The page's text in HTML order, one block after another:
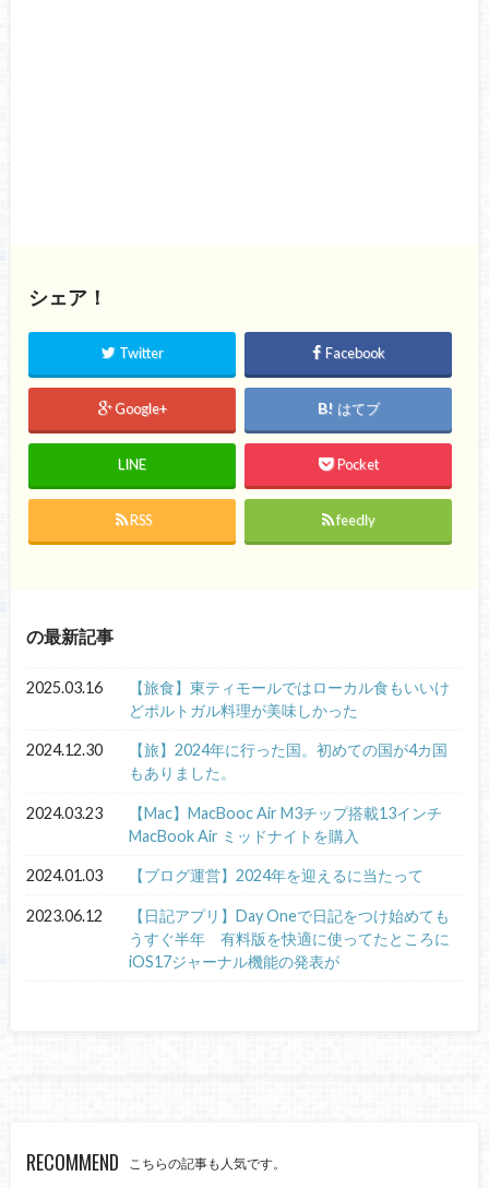
シェア！
Twitter Facebook
Google+ はてブ
LINE Pocket
RSS feedly
の最新記事
2025.03.16
【旅食】東ティモールではローカル食もいいけ
どポルトガル料理が美味しかった
2024.12.30
【旅】2024年に行った国。初めての国が4カ国
もありました。
2024.03.23
【Mac】MacBooc Air M3チップ搭載13インチ
MacBook Air ミッドナイトを購入
2024.01.03 【ブログ運営】2024年を迎えるに当たって
2023.06.12
【日記アプリ】Day Oneで日記をつけ始めても
うすぐ半年 有料版を快適に使ってたところに
iOS17ジャーナル機能の発表が
RECOMMEND こちらの記事も人気です。